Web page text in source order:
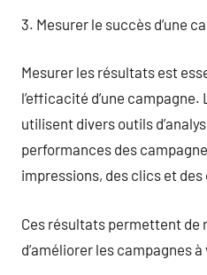
3. Mesurer le succès d’une
Mesurer les résultats est
l’efficacité d’une campagne.
utilisent divers outils
performances des
impressions, des clics et
Ces résultats permettent de
d’améliorer les campagnes à